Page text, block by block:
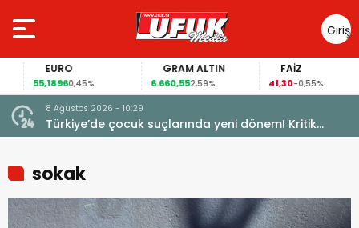
Giriş
Yap
EURO
55,18960,45%
GRAM ALTIN
6.660,552,59%
FAİZ
41,30-0,55%
8 Ağustos 2026 - 10:29
Türkiye’de çocuk suçlarında yeni dönem! Kritik
maddeler kabul edildi
sokak